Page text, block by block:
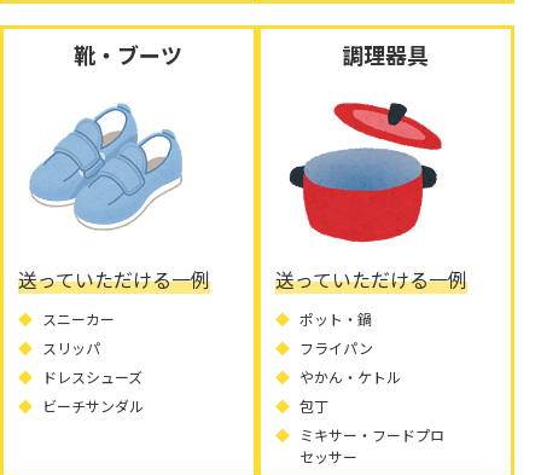
靴・ブーツ
送っていただける一例
スニーカー
スリッパ
ドレスシューズ
ビーチサンダル
調理器具
送っていただける一例
ポット・鍋
フライパン
やかん・ケトル
包丁
ミキサー・フードプロ
セッサー